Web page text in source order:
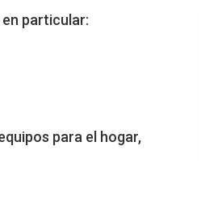
particular:
para el hogar,